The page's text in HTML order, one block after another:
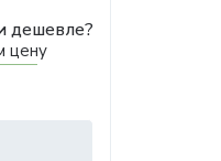
дешевле?
цену